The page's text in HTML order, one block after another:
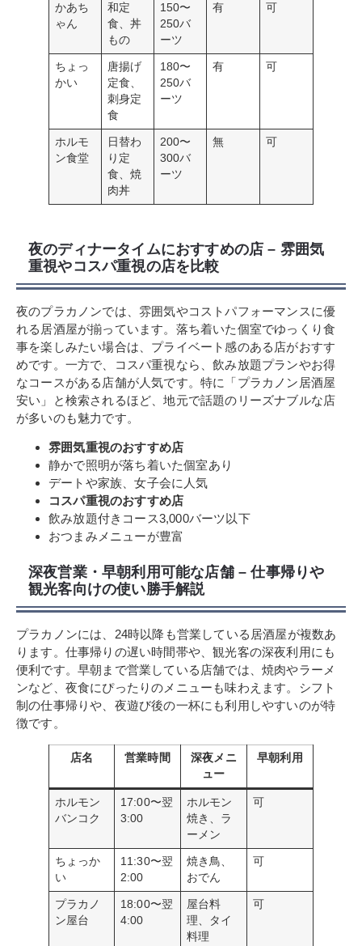
かあち
ゃん
和定
食、丼
もの
150〜
250バ
ーツ
有 可
ちょっ
かい
唐揚げ
定食、
刺身定
食
180〜
250バ
ーツ
有 可
ホルモ
ン食堂
日替わ
り定
食、焼
肉丼
200〜
300バ
ーツ
無 可
夜のディナータイムにおすすめの店 – 雰囲気
重視やコスパ重視の店を比較
夜のプラカノンでは、雰囲気やコストパフォーマンスに優
れる居酒屋が揃っています。落ち着いた個室でゆっくり食
事を楽しみたい場合は、プライベート感のある店がおすす
めです。一方で、コスパ重視なら、飲み放題プランやお得
なコースがある店舗が人気です。特に「プラカノン居酒屋
安い」と検索されるほど、地元で話題のリーズナブルな店
が多いのも魅力です。
雰囲気重視のおすすめ店
静かで照明が落ち着いた個室あり
デートや家族、女子会に人気
コスパ重視のおすすめ店
飲み放題付きコース3,000バーツ以下
おつまみメニューが豊富
深夜営業・早朝利用可能な店舗 – 仕事帰りや
観光客向けの使い勝手解説
プラカノンには、24時以降も営業している居酒屋が複数あ
ります。仕事帰りの遅い時間帯や、観光客の深夜利用にも
便利です。早朝まで営業している店舗では、焼肉やラーメ
ンなど、夜食にぴったりのメニューも味わえます。シフト
制の仕事帰りや、夜遊び後の一杯にも利用しやすいのが特
徴です。
店名 営業時間
深夜メニ
ュー
早朝利用
ホルモン
バンコク
17:00〜翌
3:00
ホルモン
焼き、ラ
ーメン
可
ちょっか
い
11:30〜翌
2:00
焼き鳥、
おでん
可
プラカノ
ン屋台
18:00〜翌
4:00
屋台料
理、タイ
料理
可